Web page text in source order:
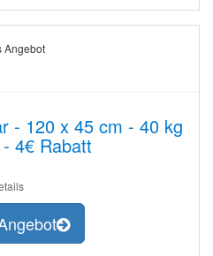
Angebot
- 120 x 45 cm - 40 kg
4€ Rabatt